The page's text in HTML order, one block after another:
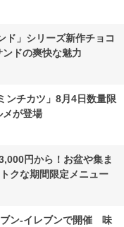
ド」シリーズ新作チョコ
ドの爽快な魅力
ンチカツ」8月4日数量限
メが登場
円から！お盆や集ま
クな期間限定メニュー
ン-イレブンで開催 味